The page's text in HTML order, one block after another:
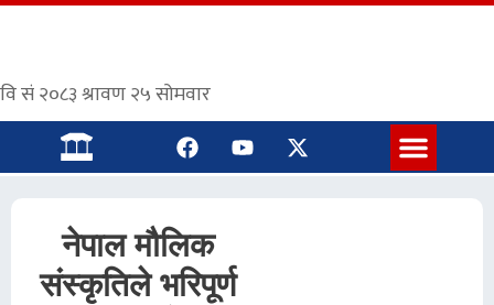
नेपाल मौलिक
संस्कृतिले भरिपूर्ण